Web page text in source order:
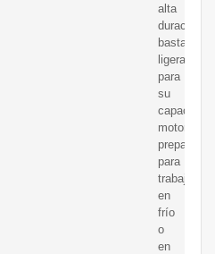
alta
duración,
bastante
ligera
para
su
capacidad
motora,
preparada
para
trabajar
en
frío
o
en